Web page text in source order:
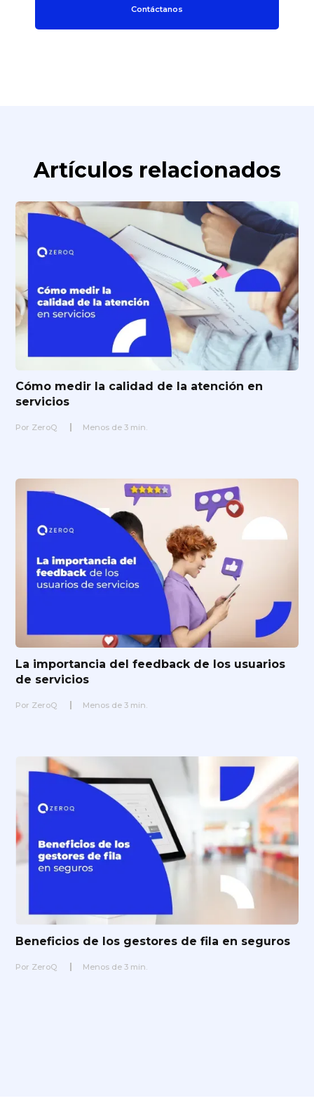
Contáctanos
Artículos relacionados
Cómo medir la calidad de la atención en
servicios
Por ZeroQ Menos de 3 min.
La importancia del feedback de los usuarios
de servicios
Por ZeroQ Menos de 3 min.
Beneficios de los gestores de fila en seguros
Por ZeroQ Menos de 3 min.